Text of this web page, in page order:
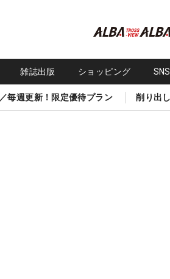
雑誌出版 ショッピング
毎週更新！限定優待プラン 削り出